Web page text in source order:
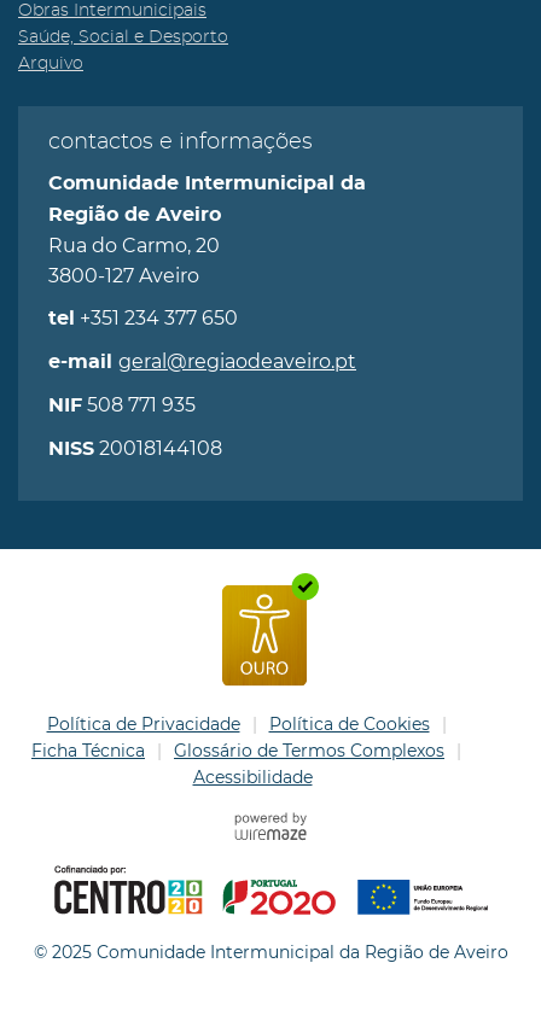
Obras Intermunicipais
Saúde, Social e Desporto
Arquivo
contactos e informações
Comunidade Intermunicipal da
Região de Aveiro
Rua do Carmo, 20
3800-127 Aveiro
tel +351 234 377 650
e-mail geral@regiaodeaveiro.pt
NIF 508 771 935
NISS 20018144108
Política de Privacidade
Política de Cookies
Ficha Técnica
Glossário de Termos Complexos
Acessibilidade
© 2025 Comunidade Intermunicipal da Região de Aveiro